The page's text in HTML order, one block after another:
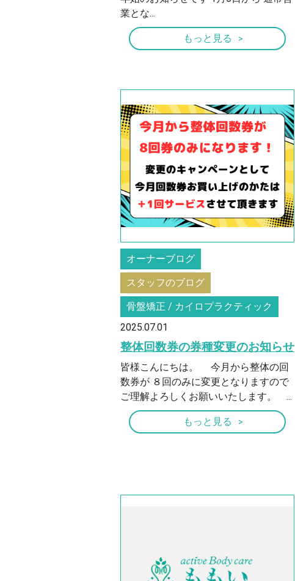
業とな...
もっと見る
オーナーブログ
スタッフのブログ
骨盤矯正 / カイロプラクティック
2025.07.01
整体回数券の券種変更のお知らせ
皆様こんにちは。 今月から整体の回
数券が ８回のみに変更となりますので
ご理解よろしくお願いいたします。 ...
もっと見る